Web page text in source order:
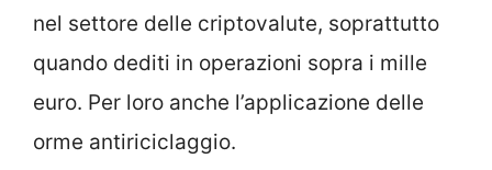
nel settore delle criptovalute, soprattutto
quando dediti in operazioni sopra i mille
euro. Per loro anche l’applicazione delle
orme antiriciclaggio.